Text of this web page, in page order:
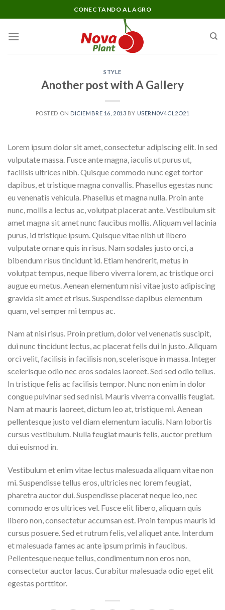
to
content
CONECTANDO AL AGRO
STYLE
Another post with A Gallery
POSTED ON DICIEMBRE 16, 2013 BY USERN0V4CL2O21
Lorem ipsum dolor sit amet, consectetur adipiscing elit. In sed
vulputate massa. Fusce ante magna, iaculis ut purus ut,
facilisis ultrices nibh. Quisque commodo nunc eget tortor
dapibus, et tristique magna convallis. Phasellus egestas nunc
eu venenatis vehicula. Phasellus et magna nulla. Proin ante
nunc, mollis a lectus ac, volutpat placerat ante. Vestibulum sit
amet magna sit amet nunc faucibus mollis. Aliquam vel lacinia
purus, id tristique ipsum. Quisque vitae nibh ut libero
vulputate ornare quis in risus. Nam sodales justo orci, a
bibendum risus tincidunt id. Etiam hendrerit, metus in
volutpat tempus, neque libero viverra lorem, ac tristique orci
augue eu metus. Aenean elementum nisi vitae justo adipiscing
gravida sit amet et risus. Suspendisse dapibus elementum
quam, vel semper mi tempus ac.
Nam at nisi risus. Proin pretium, dolor vel venenatis suscipit,
dui nunc tincidunt lectus, ac placerat felis dui in justo. Aliquam
orci velit, facilisis in facilisis non, scelerisque in massa. Integer
scelerisque odio nec eros sodales laoreet. Sed sed odio tellus.
In tristique felis ac facilisis tempor. Nunc non enim in dolor
congue pulvinar sed sed nisi. Mauris viverra convallis feugiat.
Nam at mauris laoreet, dictum leo at, tristique mi. Aenean
pellentesque justo vel diam elementum iaculis. Nam lobortis
cursus vestibulum. Nulla feugiat mauris felis, auctor pretium
dui euismod in.
Vestibulum et enim vitae lectus malesuada aliquam vitae non
mi. Suspendisse tellus eros, ultricies nec lorem feugiat,
pharetra auctor dui. Suspendisse placerat neque leo, nec
commodo eros ultrices vel. Fusce elit libero, aliquam quis
libero non, consectetur accumsan est. Proin tempus mauris id
cursus posuere. Sed et rutrum felis, vel aliquet ante. Interdum
et malesuada fames ac ante ipsum primis in faucibus.
Pellentesque neque tellus, condimentum non eros non,
consectetur auctor lacus. Curabitur malesuada odio eget elit
egestas porttitor.